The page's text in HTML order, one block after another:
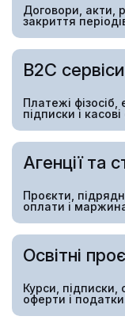
Договори, акти,
закриття
B2C сервіси
Платежі
підписки і касові
Агенції та
Проєкти,
оплати і
Освітні
Курси, підписки,
оферти і